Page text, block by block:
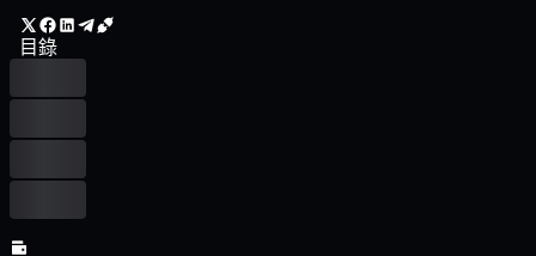
目錄